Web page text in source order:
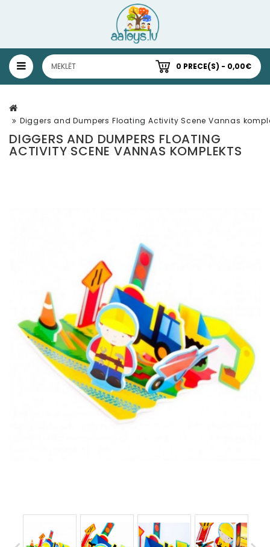
0 PRECE(S) - 0,00€
Diggers and Dumpers Floating Activity Scene Vannas
DIGGERS AND DUMPERS FLOATING
ACTIVITY SCENE VANNAS KOMPLEKTS